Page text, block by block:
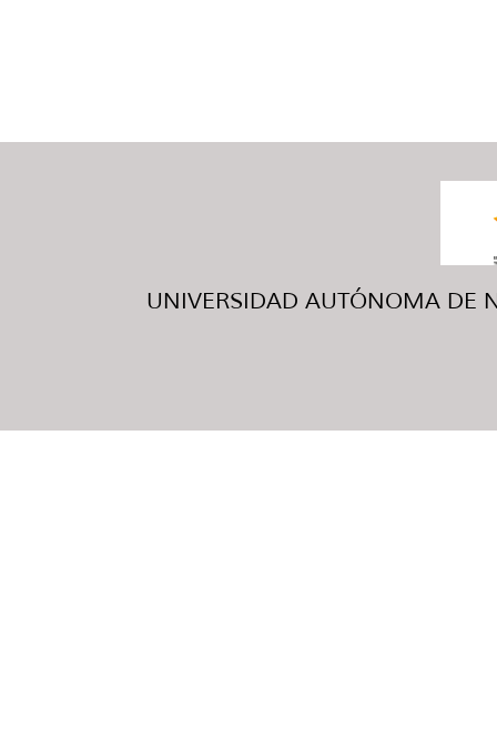
UNIVERSIDAD AUTÓNOMA DE